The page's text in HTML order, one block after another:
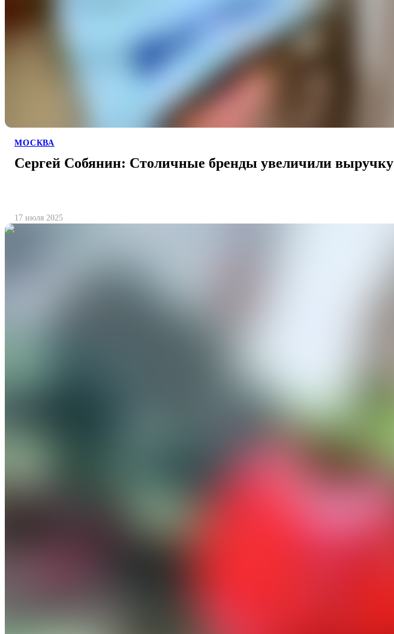
МОСКВА
Сергей Собянин: Столичные бренды увеличили выручку
17 июля 2025